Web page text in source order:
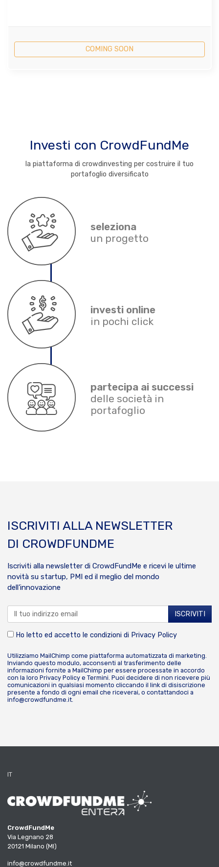
COMING SOON
Investi con CrowdFundMe
la piattaforma di crowdinvesting per costruire il tuo
portafoglio diversificato
seleziona
un progetto
investi online
in pochi click
partecipa ai successi
delle società in
portafoglio
ISCRIVITI ALLA NEWSLETTER
DI CROWDFUNDME
Iscriviti alla newsletter di CrowdFundMe e ricevi le ultime
novità su startup, PMI ed il meglio del mondo
dell’innovazione
Ho letto ed accetto le condizioni di Privacy Policy
Utilizziamo MailChimp come piattaforma automatizzata di marketing.
Inviando questo modulo, acconsenti al trasferimento delle
informazioni fornite a MailChimp per essere processate in accordo
con la loro Privacy Policy e Termini. Puoi decidere di non ricevere più
comunicazioni in qualsiasi momento cliccando il link di disiscrizione
presente a fondo di ogni email che riceverai, o contattandoci a
info@crowdfundme.it.
IT
CrowdFundMe
Via Legnano 28
20121 Milano (MI)
info@crowdfundme.it